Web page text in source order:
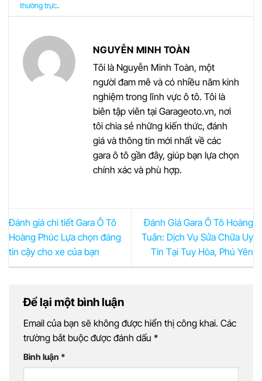
thường trực.
NGUYỄN MINH TOÀN
Tôi là Nguyễn Minh Toàn, một
người đam mê và có nhiều năm kinh
nghiệm trong lĩnh vực ô tô. Tôi là
biên tập viên tại Garageoto.vn, nơi
tôi chia sẻ những kiến thức, đánh
giá và thông tin mới nhất về các
gara ô tô gần đây, giúp bạn lựa chọn
chính xác và phù hợp.
Đánh giá chi tiết Gara Ô Tô
Hoàng Phúc Lựa chọn đáng
tin cậy cho xe của bạn
Đánh Giá Gara Ô Tô Hoàng
Tuân: Dịch Vụ Sửa Chữa Uy
Tín Tại Tuy Hòa, Phú Yên
Để lại một bình luận
Email của bạn sẽ không được hiển thị công khai. Các
trường bắt buộc được đánh dấu *
Bình luận *